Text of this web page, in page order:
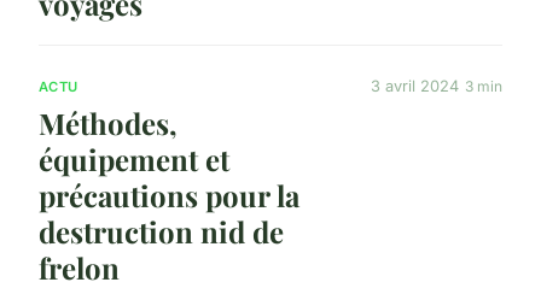
ACTU
Méthodes,
équipement et
précautions pour la
destruction nid de
frelon
3 avril 2024 3 min